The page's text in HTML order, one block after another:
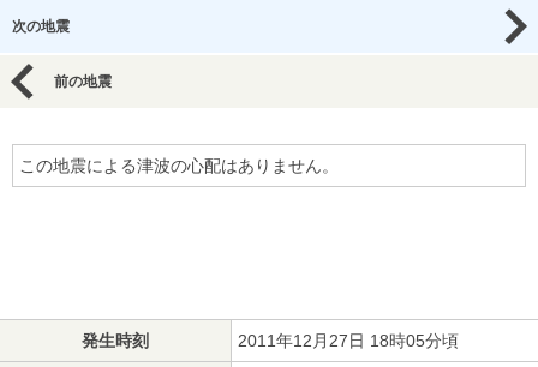
次の地震
前の地震
この地震による津波の心配はありません。
発生時刻 2011年12月27日 18時05分頃